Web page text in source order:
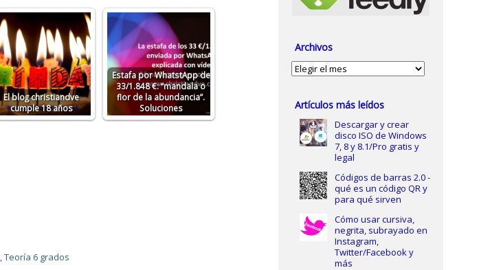
El blog christiandve
cumple 18 años
Estafa por WhatstApp de
33/1.848 €: “mandala o
flor de la abundancia”.
Soluciones
,Teoría 6 grados
Archivos
Archivos
Artículos más leídos
Descargar y crear
disco ISO de Windows
7, 8 y 8.1/Pro gratis y
legal
Códigos de barras 2.0 -
qué es un código QR y
para qué sirven
Cómo usar cursiva,
negrita, subrayado en
Instagram,
Twitter/Facebook y
más